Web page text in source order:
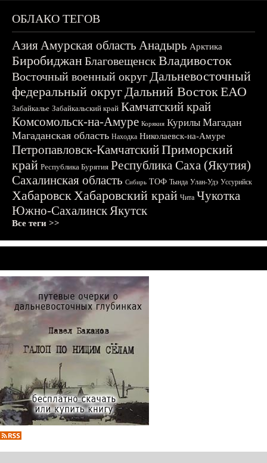
ОБЛАКО ТЕГОВ
АзияАмурская область Анадырь Арктика
БиробиджанБлаговещенскВладивосток
Восточный военный округДальневосточный
федеральный округДальний ВостокЕАО
Забайкалье Забайкальский край Камчатский край
Комсомольск-на-Амуре Корякия Курилы Магадан
Магаданская область Находка Николаевск-на-Амуре
Петропавловск-КамчатскийПриморский
край Республика Бурятия Республика Саха (Якутия)
Сахалинская область Сибирь ТОФ Тында Улан-Удэ Уссурийск
ХабаровскХабаровский край Чита Чукотка
Южно-СахалинскЯкутск
Все теги >>